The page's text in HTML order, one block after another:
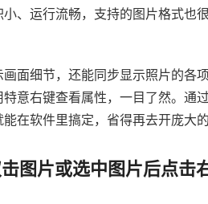
、运行流畅，支持的图片格式也
面细节，还能同步显示照片的各
意右键查看属性，一目了然。通
在软件里搞定，省得再去开庞大的
图片或选中图片后点击